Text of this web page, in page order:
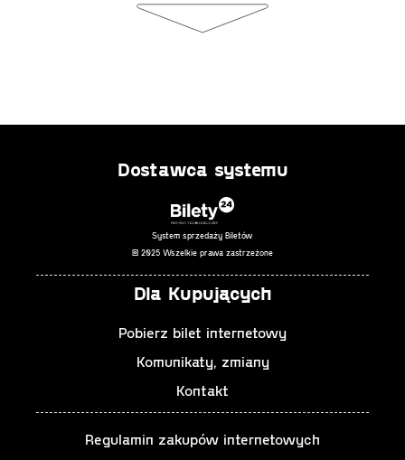
Dostawca systemu
System sprzedaży Biletów
© 2025 Wszelkie prawa zastrzeżone
Dla Kupujących
Pobierz bilet internetowy
Komunikaty, zmiany
Kontakt
Regulamin zakupów internetowych